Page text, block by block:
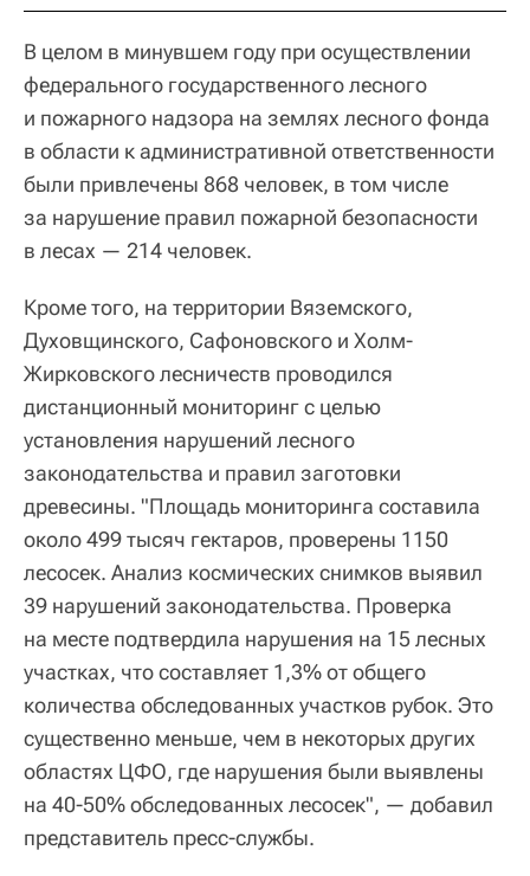
В целом в минувшем году при осуществлении
федерального государственного лесного
и пожарного надзора на землях лесного фонда
в области к административной ответственности
были привлечены 868 человек, в том числе
за нарушение правил пожарной безопасности
в лесах — 214 человек.
Кроме того, на территории Вяземского,
Духовщинского, Сафоновского и Холм-
Жирковского лесничеств проводился
дистанционный мониторинг с целью
установления нарушений лесного
законодательства и правил заготовки
древесины. "Площадь мониторинга составила
около 499 тысяч гектаров, проверены 1150
лесосек. Анализ космических снимков выявил
39 нарушений законодательства. Проверка
на месте подтвердила нарушения на 15 лесных
участках, что составляет 1,3% от общего
количества обследованных участков рубок. Это
существенно меньше, чем в некоторых других
областях ЦФО, где нарушения были выявлены
на 40-50% обследованных лесосек", — добавил
представитель пресс-службы.